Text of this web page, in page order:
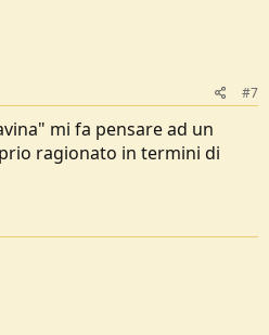
#7
mi fa pensare ad un
ragionato in termini di